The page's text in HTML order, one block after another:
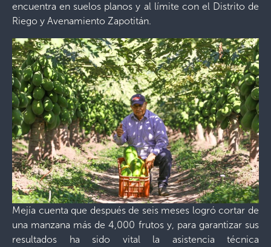
encuentra en suelos planos y al límite con el Distrito de
Riego y Avenamiento Zapotitán.
Mejía cuenta que después de seis meses logró cortar de
una manzana más de 4,000 frutos y, para garantizar sus
resultados ha sido vital la asistencia técnica